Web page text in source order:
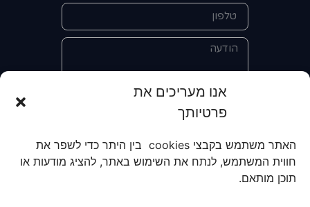
אנו מעריכים את
פרטיותך
האתר משתמש בקבצי cookies בין היתר כדי לשפר את
חווית המשתמש, לנתח את השימוש באתר, להציג מודעות או
תוכן מותאם.
אני מאשר/ת את מסירת הפרטים
קבלת מידע על מוצרים, שירותים, מועדון
לקוחות. אני מודע/ת שאוכל לבטל את
הרישום שלי בכל עת ושעל מסירת הפרטים